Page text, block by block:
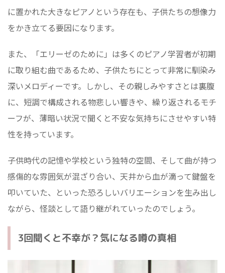
に置かれた大きなピアノという存在も、子供たちの想像力
をかき立てる要因になります。
また、「エリーゼのために」は多くのピアノ学習者が初期
に取り組む曲であるため、子供たちにとって非常に馴染み
深いメロディーです。しかし、その親しみやすさとは裏腹
に、短調で構成される物悲しい響きや、繰り返されるモチ
ーフが、薄暗い状況で聞くと不安な気持ちにさせやすい特
性を持っています。
子供時代の記憶や学校という独特の空間、そして曲が持つ
感傷的な雰囲気が混ざり合い、天井から血が滴って鍵盤を
叩いていた、といった恐ろしいバリエーションを生み出し
ながら、怪談として語り継がれていったのでしょう。
3回聞くと不幸が？気になる噂の真相